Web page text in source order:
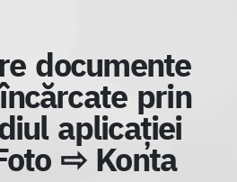
documente
prin
aplicației
⇨ Konta